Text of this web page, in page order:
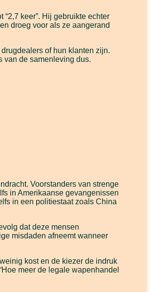
keer”. Hij gebruikte echter
droeg voor als ze aangerand
of hun klanten zijn.
van de samenleving dus.
Voorstanders van strenge
in Amerikaanse gevangenissen
in een politiestaat zoals China
dat deze mensen
misdaden afneemt wanneer
kost en de kiezer de indruk
meer de legale wapenhandel